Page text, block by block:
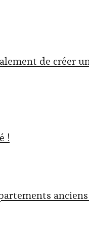
de créer
!